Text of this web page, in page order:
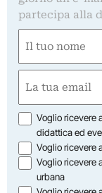
partecipa alla
(Obbligatorio)
Nome
(Obbligatorio)
Opzioni
Voglio ricevere
didattica ed
Voglio ricevere
Voglio ricevere
urbana